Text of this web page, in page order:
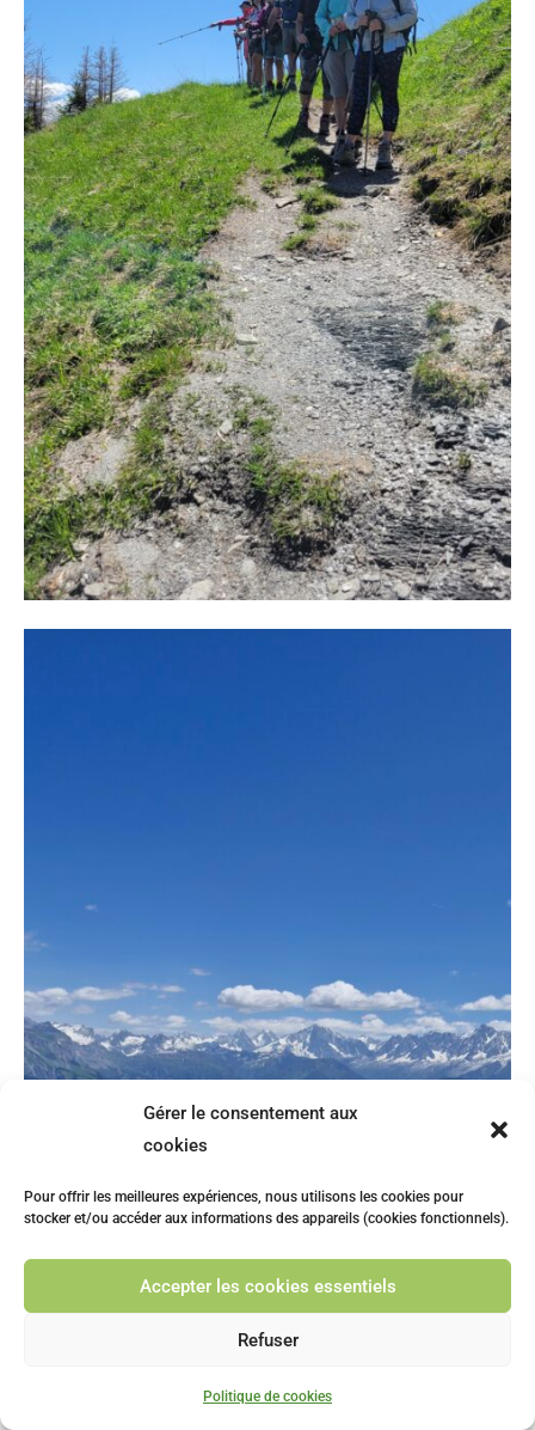
Gérer le consentement aux
cookies
Pour offrir les meilleures expériences, nous utilisons les cookies pour
stocker et/ou accéder aux informations des appareils (cookies fonctionnels).
Accepter les cookies essentiels
Refuser
Politique de cookies